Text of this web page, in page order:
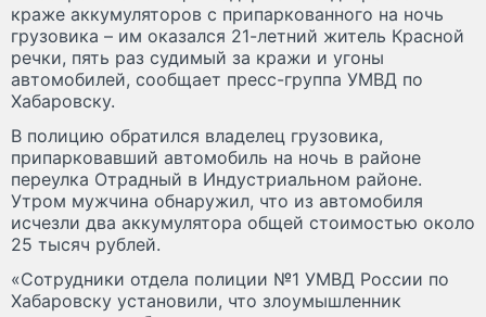
краже аккумуляторов с припаркованного на ночь
грузовика – им оказался 21-летний житель Красной
речки, пять раз судимый за кражи и угоны
автомобилей, сообщает пресс-группа УМВД по
Хабаровску.
В полицию обратился владелец грузовика,
припарковавший автомобиль на ночь в районе
переулка Отрадный в Индустриальном районе.
Утром мужчина обнаружил, что из автомобиля
исчезли два аккумулятора общей стоимостью около
25 тысяч рублей.
«Сотрудники отдела полиции №1 УМВД России по
Хабаровску установили, что злоумышленник